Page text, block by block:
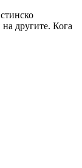
другите. Кога